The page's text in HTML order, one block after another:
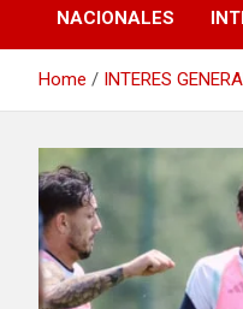
NACIONALES
Home INTERES